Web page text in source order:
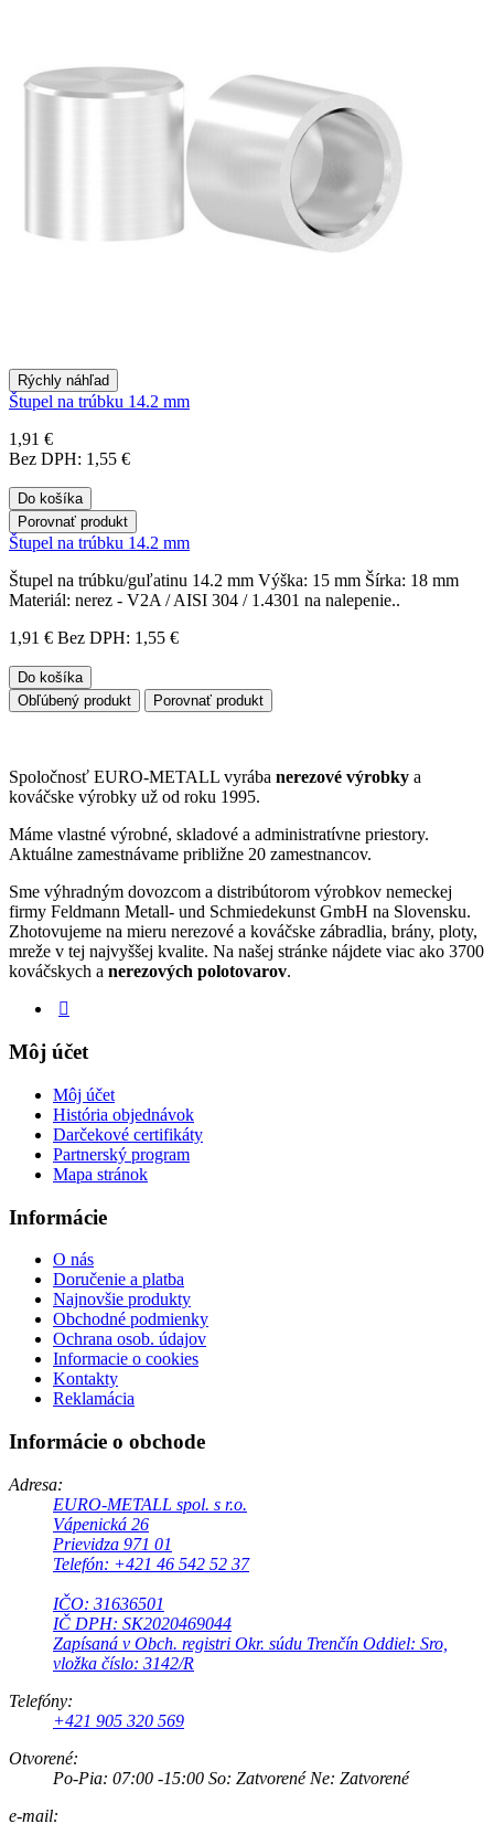
Rýchly náhľad
Štupel na trúbku 14.2 mm
1,91 €
Bez DPH: 1,55 €
Do košíka
Porovnať produkt
Štupel na trúbku 14.2 mm
Štupel na trúbku/guľatinu 14.2 mm Výška: 15 mm Šírka: 18 mm
Materiál: nerez - V2A / AISI 304 / 1.4301 na nalepenie..
1,91 € Bez DPH: 1,55 €
Do košíka
Obľúbený produkt
Porovnať produkt
Spoločnosť EURO-METALL vyrába nerezové výrobky a
kováčske výrobky už od roku 1995.
Máme vlastné výrobné, skladové a administratívne priestory.
Aktuálne zamestnávame približne 20 zamestnancov.
Sme výhradným dovozcom a distribútorom výrobkov nemeckej
firmy Feldmann Metall- und Schmiedekunst GmbH na Slovensku.
Zhotovujeme na mieru nerezové a kováčske zábradlia, brány, ploty,
mreže v tej najvyššej kvalite. Na našej stránke nájdete viac ako 3700
kováčskych a nerezových polotovarov.
Môj účet
Môj účet
História objednávok
Darčekové certifikáty
Partnerský program
Mapa stránok
Informácie
O nás
Doručenie a platba
Najnovšie produkty
Obchodné podmienky
Ochrana osob. údajov
Informacie o cookies
Kontakty
Reklamácia
Informácie o obchode
Adresa:
EURO-METALL spol. s r.o.
Vápenická 26
Prievidza 971 01
Telefón: +421 46 542 52 37
IČO: 31636501
IČ DPH: SK2020469044
Zapísaná v Obch. registri Okr. súdu Trenčín Oddiel: Sro,
vložka číslo: 3142/R
Telefóny:
+421 905 320 569
Otvorené:
Po-Pia: 07:00 -15:00 So: Zatvorené Ne: Zatvorené
e-mail: